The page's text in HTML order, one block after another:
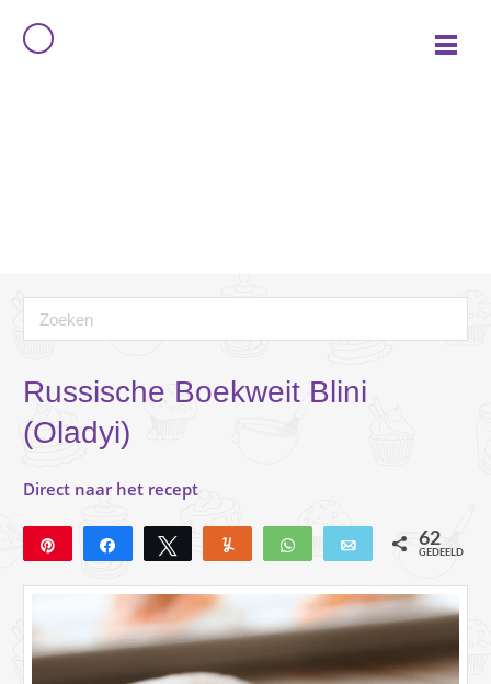
Russische Boekweit Blini
(Oladyi)
Direct naar het recept
Deel Tweet Yum WhatsApp E-mail 62
GEDEELD